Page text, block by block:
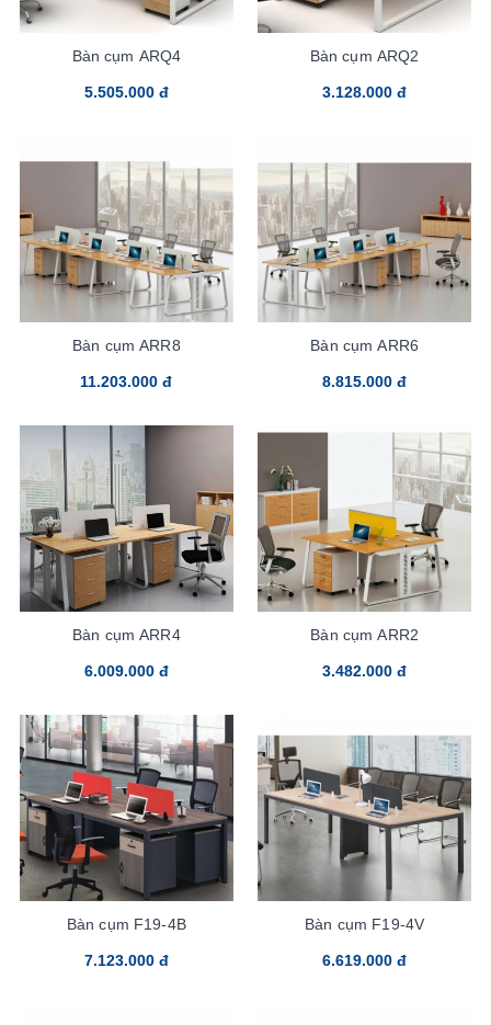
Bàn cụm ARQ4
5.505.000 đ
Bàn cụm ARQ2
3.128.000 đ
Bàn cụm ARR8
11.203.000 đ
Bàn cụm ARR6
8.815.000 đ
Bàn cụm ARR4
6.009.000 đ
Bàn cụm ARR2
3.482.000 đ
Bàn cụm F19-4B
7.123.000 đ
Bàn cụm F19-4V
6.619.000 đ